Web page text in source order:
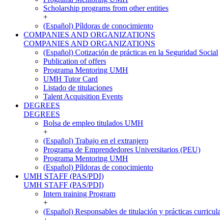
Scholarship programs from other entities
+
(Español) Píldoras de conocimiento
COMPANIES AND ORGANIZATIONS
COMPANIES AND ORGANIZATIONS
(Español) Cotización de prácticas en la Seguridad Social
Publication of offers
Programa Mentoring UMH
UMH Tutor Card
Listado de titulaciones
Talent Acquisition Events
DEGREES
DEGREES
Bolsa de empleo titulados UMH
+
(Español) Trabajo en el extranjero
Programa de Emprendedores Universitarios (PEU)
Programa Mentoring UMH
(Español) Píldoras de conocimiento
UMH STAFF (PAS/PDI)
UMH STAFF (PAS/PDI)
Intern training Program
+
(Español) Responsables de titulación y prácticas